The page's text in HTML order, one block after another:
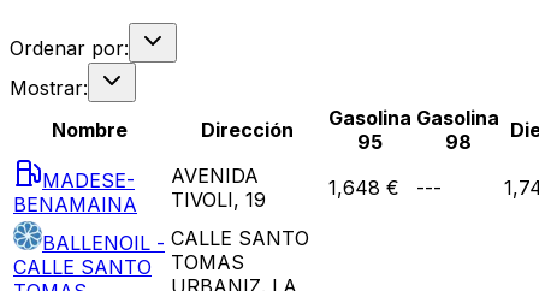
Ordenar por:
Mostrar:
Nombre
Dirección
Gasolina
95
Gasolina
98
MADESE-
BENAMAINA
AVENIDA
TIVOLI, 19
1,648 € ---
BALLENOIL -
CALLE SANTO
CALLE SANTO
TOMAS
URBANIZ. LA